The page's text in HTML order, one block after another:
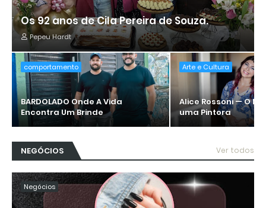
Os 92 anos de Cila Pereira de Souza.
Pepeu Hardt
comportamento
BARDOLADO Onde A Vida
Encontra Um Brinde
Arte e Cultura
Alice Rossoni — O
uma Pintora
NEGÓCIOS Ver todos
Negócios